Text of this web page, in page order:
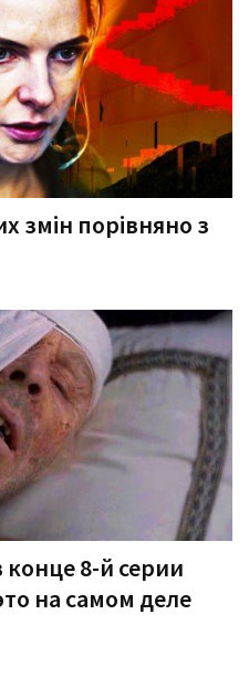
змін порівняно з
конце 8-й серии
на самом деле